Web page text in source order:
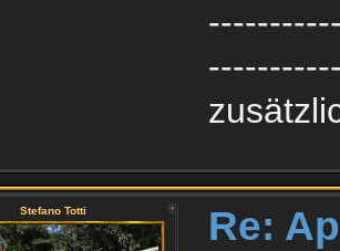
Stefano Totti Re: